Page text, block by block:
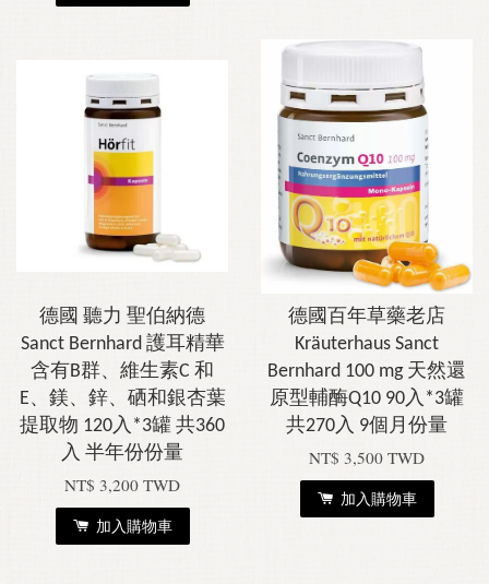
德國 聽力 聖伯納德
Sanct Bernhard 護耳精華
含有B群、維生素C 和
E、鎂、鋅、硒和銀杏葉
提取物 120入*3罐 共360
入 半年份份量
NT$ 3,200 TWD
加入購物車
德國百年草藥老店
Kräuterhaus Sanct
Bernhard 100 mg 天然還
原型輔酶Q10 90入*3罐
共270入 9個月份量
NT$ 3,500 TWD
加入購物車